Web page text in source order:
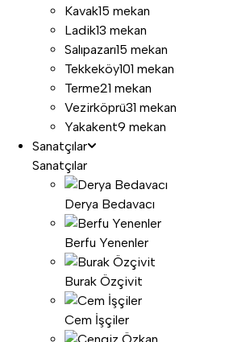
Kavak15 mekan
Ladik13 mekan
Salıpazarı15 mekan
Tekkeköy101 mekan
Terme21 mekan
Vezirköprü31 mekan
Yakakent9 mekan
Sanatçılar
Sanatçılar
Derya Bedavacı
Berfu Yenenler
Burak Özçivit
Cem İşçiler